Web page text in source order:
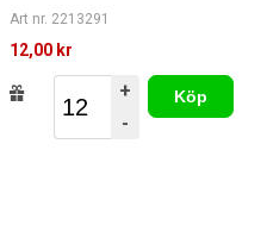
Art nr. 2213291
12,00 kr
+
-
Köp